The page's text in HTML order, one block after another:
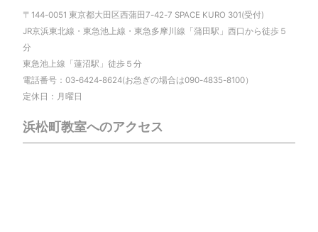
〒144-0051 東京都大田区西蒲田7-42-7 SPACE KURO 301(受付)
JR京浜東北線・東急池上線・東急多摩川線「蒲田駅」西口から徒歩５
分
東急池上線「蓮沼駅」徒歩５分
電話番号：03-6424-8624(お急ぎの場合は090-4835-8100）
定休日：月曜日
浜松町教室へのアクセス